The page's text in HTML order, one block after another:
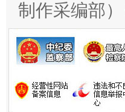
制作采编部）